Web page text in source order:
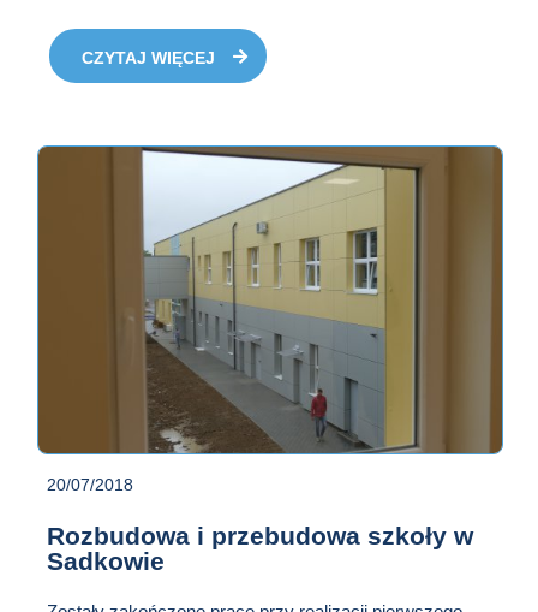
17 a, 58-100 Świdnica.
CZYTAJ WIĘCEJ
O AKTUALNOŚCI
BUDOWA
MIEJSCOWOŚCI
20/07/2018
Rozbudowa i przebudowa szkoły w
Sadkowie